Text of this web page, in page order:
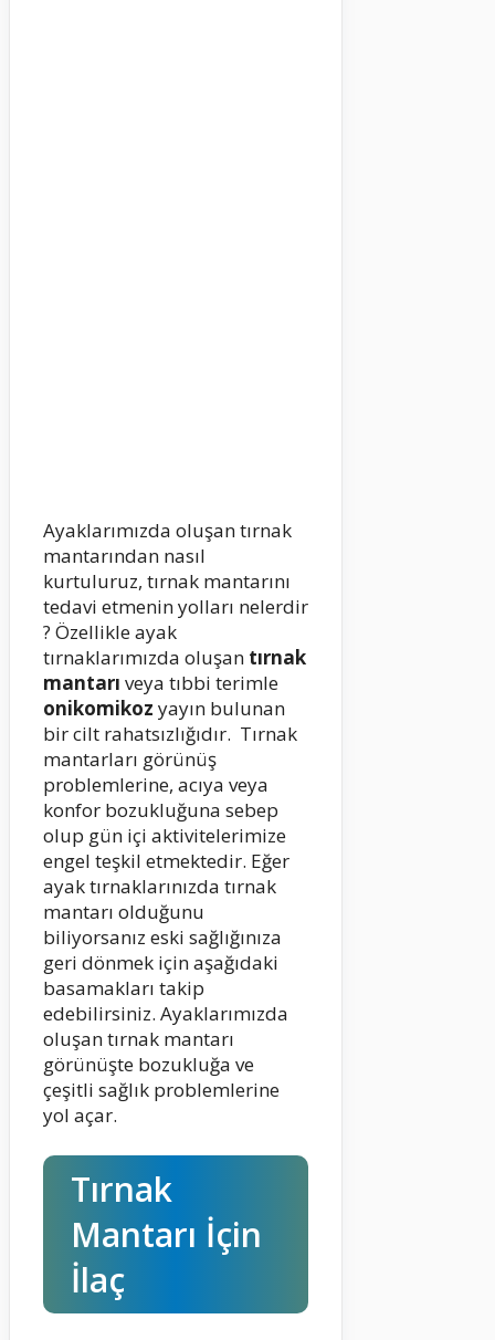
Ayaklarımızda oluşan tırnak
mantarından nasıl
kurtuluruz, tırnak mantarını
tedavi etmenin yolları nelerdir
? Özellikle ayak
tırnaklarımızda oluşan tırnak
mantarı veya tıbbi terimle
onikomikoz yayın bulunan
bir cilt rahatsızlığıdır. Tırnak
mantarları görünüş
problemlerine, acıya veya
konfor bozukluğuna sebep
olup gün içi aktivitelerimize
engel teşkil etmektedir. Eğer
ayak tırnaklarınızda tırnak
mantarı olduğunu
biliyorsanız eski sağlığınıza
geri dönmek için aşağıdaki
basamakları takip
edebilirsiniz. Ayaklarımızda
oluşan tırnak mantarı
görünüşte bozukluğa ve
çeşitli sağlık problemlerine
yol açar.
Tırnak
Mantarı İçin
İlaç